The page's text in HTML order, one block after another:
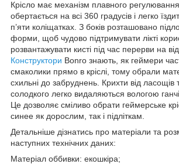
Крісло має механізм плавного регулювання
обертається на всі 360 градусів і легко
п’яти коліщатках. З боків розташовано
форми, щоб чудово підтримувати лікті
розвантажувати кисті під час перерви на
Конструктори Bonro знають, як геймери
смаколики прямо в кріслі, тому обрали
схильні до забруднень. Крихти від ласощів
солодкого легко видаляються вологою
Це дозволяє сміливо обрати геймерське
синее як дорослим, так і підліткам.
Детальніше дізнатись про матеріали та
наступних технічних даних:
Матеріал оббивки: екошкіра;